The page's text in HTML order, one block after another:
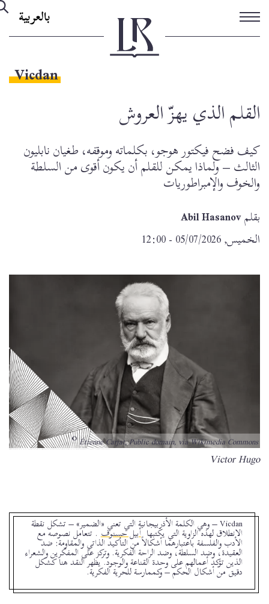
تجاوز
إلى
المحتوى
بالعربية
Vicdan
القلم الذي يهزّ العروش
كيف فضح فيكتور هوجو، بكلماته وموقفه، طغيان نابليون
الثالث – ولماذا يمكن للقلم أن يكون أقوى من السلطة
والخوف والإمبراطوريات
بقلمAbil Hasanov
الخميس, 05/07/2026 - 12:00
Étienne Carjat, Public domain, via Wikimedia Commons
Bildunterschrift
Victor Hugo
Vicdan– وهي الكلمة الأذربيجانية التي تعني «الضمير» – تشكل نقطة
الانطلاق لهذه الزاوية التي يكتبها أبيل حسنوف . تتعامل نصوصه مع
الأدب والفلسفة باعتبارهما أشكالاً من التأكيد الذاتي والمقاومة: ضد
العقيدة، وضد السلطة، وضد الراحة الفكرية. وتركز على المفكرين والشعراء
الذين تؤكد أعمالهم على وحدة القناعة والوجود. يظهر النقد هنا كشكل
دقيق من أشكال الحكم – وكممارسة للحرية الفكرية.